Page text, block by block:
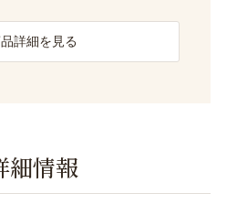
詳細を見る
細情報